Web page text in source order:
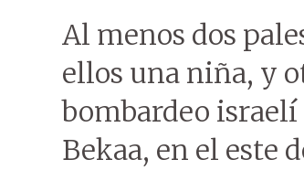
Al menos dos
ellos una niña, y
bombardeo
Bekaa, en el este